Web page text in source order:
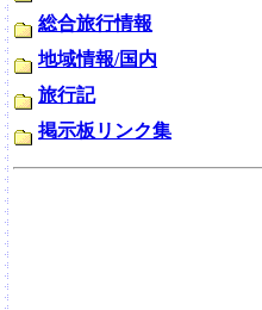
総合旅行情報
地域情報/国内
旅行記
掲示板リンク集